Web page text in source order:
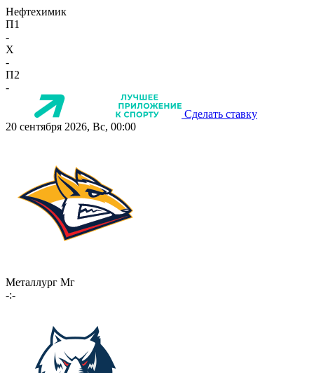
Нефтехимик
П1
-
X
-
П2
-
Сделать ставку
20 сентября 2026, Вс, 00:00
Металлург Мг
-:-